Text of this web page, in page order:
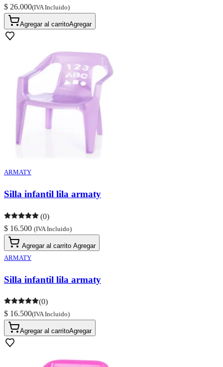
$ 26.000(IVA Incluido)
Agregar al carritoAgregar
ARMATY
Silla infantil lila armaty
(0)
$ 16.500 (IVA Incluido)
Agregar al carrito Agregar
ARMATY
Silla infantil lila armaty
(0)
$ 16.500(IVA Incluido)
Agregar al carritoAgregar